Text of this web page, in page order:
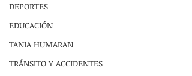
DEPORTES
EDUCACIÓN
TANIA HUMARAN
TRÁNSITO Y ACCIDENTES